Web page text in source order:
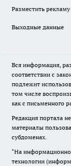
Разместить рекламу
Выходные данные
Вся информация,
соответствии с
подлежит
том числе
как с письменного
Редакция портала
материалы
субдоменах.
"На
технологии